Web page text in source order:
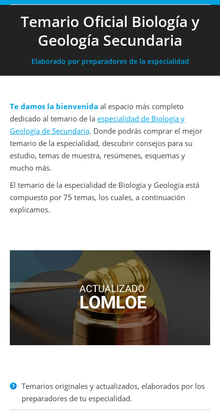
Temario Oficial Biología y
Geología Secundaria
Elaborado por preparadores de la especialidad
Te damos la bienvenida al espacio más completo
dedicado al temario de la especialidad de Biología y
Geología de Secundaria. Donde podrás comprar el mejor
temario de la especialidad, descubrir consejos para su
estudio, temas de muestra, resúmenes, esquemas y
mucho más.
El temario de la especialidad de Biología y Geología está
compuesto por 75 temas, los cuales, a continuación
explicamos.
Temarios originales y actualizados, elaborados por los
preparadores de tu especialidad.